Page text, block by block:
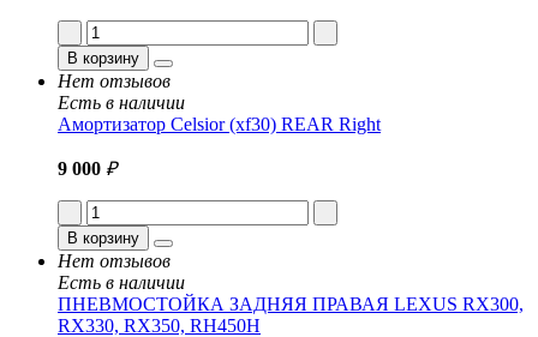
В корзину
Нет отзывов
Есть в наличии
Амортизатор Celsior (xf30) REAR Right
9 000 ₽
В корзину
Нет отзывов
Есть в наличии
ПНЕВМОСТОЙКА ЗАДНЯЯ ПРАВАЯ LEXUS RX300,
RX330, RX350, RH450H